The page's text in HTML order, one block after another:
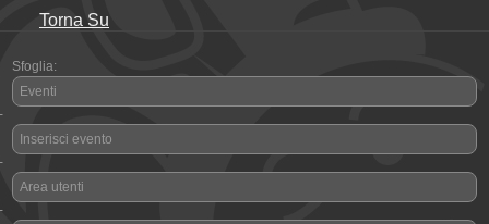
Torna Su
Sfoglia:
Eventi
-
Inserisci evento
-
Area utenti
-